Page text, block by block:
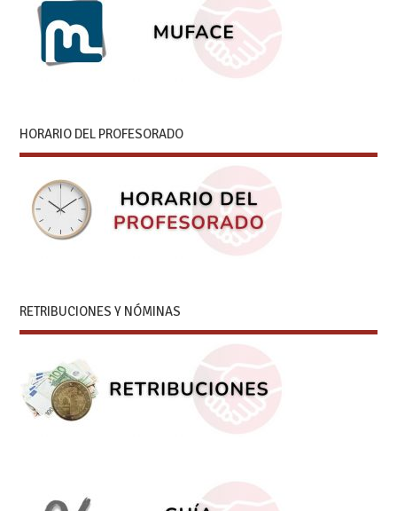
HORARIO DEL PROFESORADO
RETRIBUCIONES Y NÓMINAS